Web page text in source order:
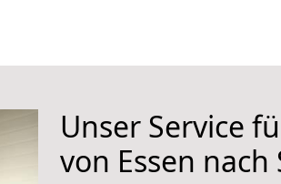
Unser Service
von Essen nach